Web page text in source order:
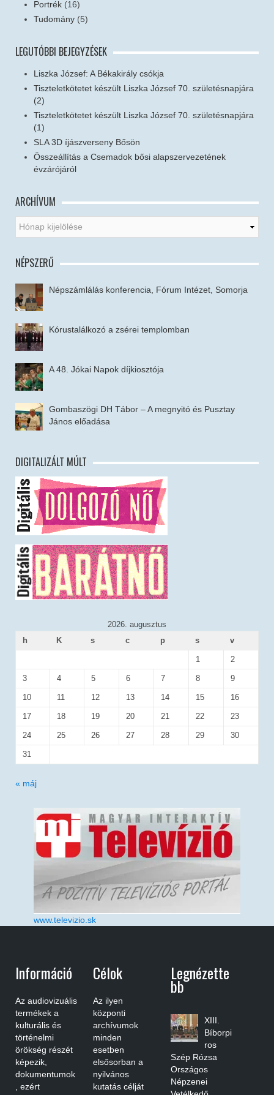
Portrék (16)
Tudomány (5)
LEGUTÓBBI BEJEGYZÉSEK
Liszka József: A Békakirály csókja
Tiszteletkötetet készült Liszka József 70. születésnapjára
(2)
Tiszteletkötetet készült Liszka József 70. születésnapjára
(1)
SLA 3D íjászverseny Bősön
Összeállítás a Csemadok bősi alapszervezetének
évzárójáról
ARCHÍVUM
NÉPSZERŰ
Népszámlálás konferencia, Fórum Intézet, Somorja
Kórustalálkozó a zsérei templomban
A 48. Jókai Napok díjkiosztója
Gombaszögi DH Tábor – A megnyitó és Pusztay
János előadása
DIGITALIZÁLT MÚLT
2026. augusztus
h
K s c p s v
1 2
3 4 5 6 7 8 9
10 11 12 13 14 15 16
17 18 19 20 21 22 23
24 25 26 27 28 29 30
31
« máj
www.televizio.sk
Információ
Az audiovizuális
termékek a
kulturális és
történelmi
örökség részét
képezik,
dokumentumok
, ezért
Célok
Az ilyen
központi
archívumok
minden
esetben
elsősorban a
nyilvános
kutatás célját
Legnézette
Bb
XIII.
Bíborpi
ros
Szép Rózsa
Országos
Népzenei